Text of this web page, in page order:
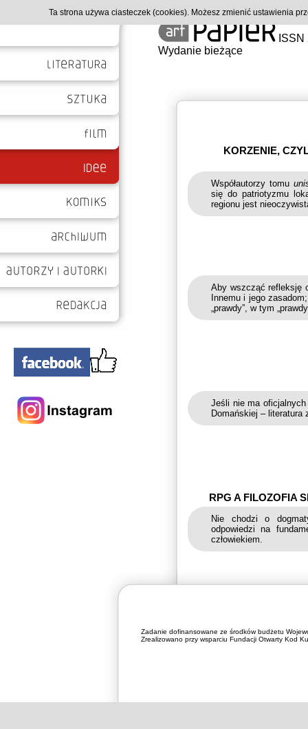
Wydanie bieżące
KORZENIE,
Współautorzy tomu
się do patriotyzmu
regionu jest
Aby wszcząć refleksję
Innemu i jego
„prawdy”, w tym
Jeśli nie ma oficjalnych
Domańskiej – literatura
RPG A FILOZOFIA
Nie chodzi o
odpowiedzi na
człowiekiem.
Zadanie dofinansowane ze środków budżetu
Zrealizowano przy wsparciu Fundacji Otwarty Kod
Ta strona używa ciasteczek (cookies). Możesz zmienić ustawienia